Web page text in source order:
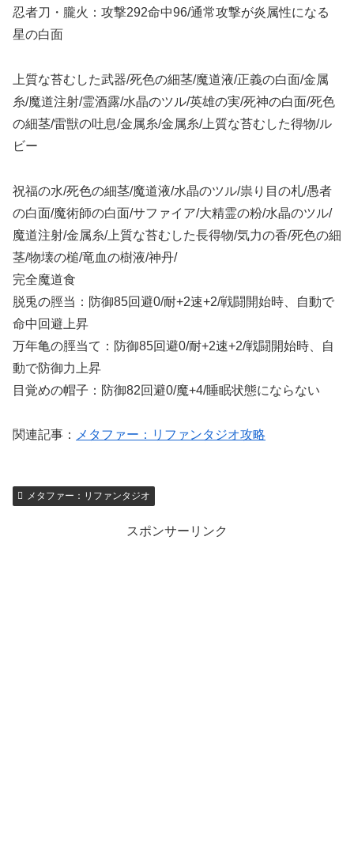
忍者刀・朧火：攻撃292命中96/通常攻撃が炎属性になる
星の白面
上質な苔むした武器/死色の細茎/魔道液/正義の白面/金属
糸/魔道注射/霊酒露/水晶のツル/英雄の実/死神の白面/死色
の細茎/雷獣の吐息/金属糸/金属糸/上質な苔むした得物/ル
ビー
祝福の水/死色の細茎/魔道液/水晶のツル/祟り目の札/愚者
の白面/魔術師の白面/サファイア/大精霊の粉/水晶のツル/
魔道注射/金属糸/上質な苔むした長得物/気力の香/死色の細
茎/物壊の槌/竜血の樹液/神丹/
完全魔道食
脱兎の脛当：防御85回避0/耐+2速+2/戦闘開始時、自動で
命中回避上昇
万年亀の脛当て：防御85回避0/耐+2速+2/戦闘開始時、自
動で防御力上昇
目覚めの帽子：防御82回避0/魔+4/睡眠状態にならない
関連記事： メタファー：リファンタジオ攻略
メタファー：リファンタジオ
スポンサーリンク